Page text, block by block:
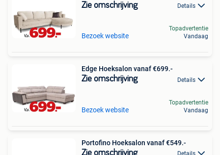
Zie omschrijving Details
Bezoek website
Topadvertentie
Vandaag
Edge Hoeksalon vanaf €699.-
Zie omschrijving Details
Bezoek website
Topadvertentie
Vandaag
Portofino Hoeksalon vanaf €549.-
Zie omschrijving Details